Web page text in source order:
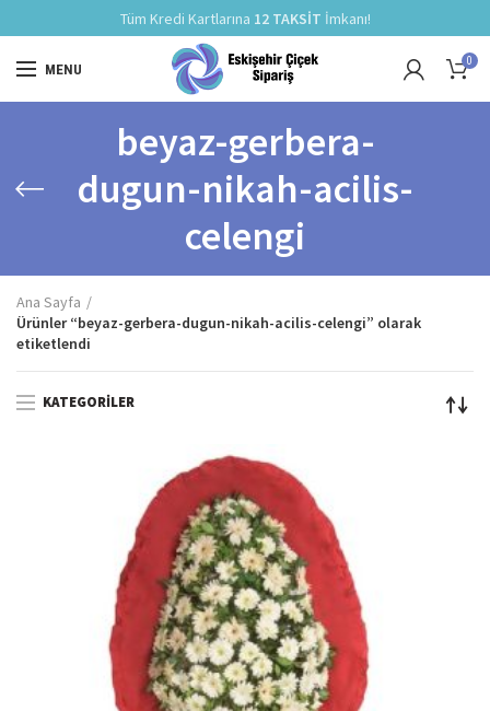
MENU 0
beyaz-gerbera-
dugun-nikah-acilis-
celengi
Ana Sayfa
Ürünler “beyaz-gerbera-dugun-nikah-acilis-celengi” olarak
etiketlendi
KATEGORILER
Tüm Kredi Kartlarına 12 TAKSİT İmkanı!